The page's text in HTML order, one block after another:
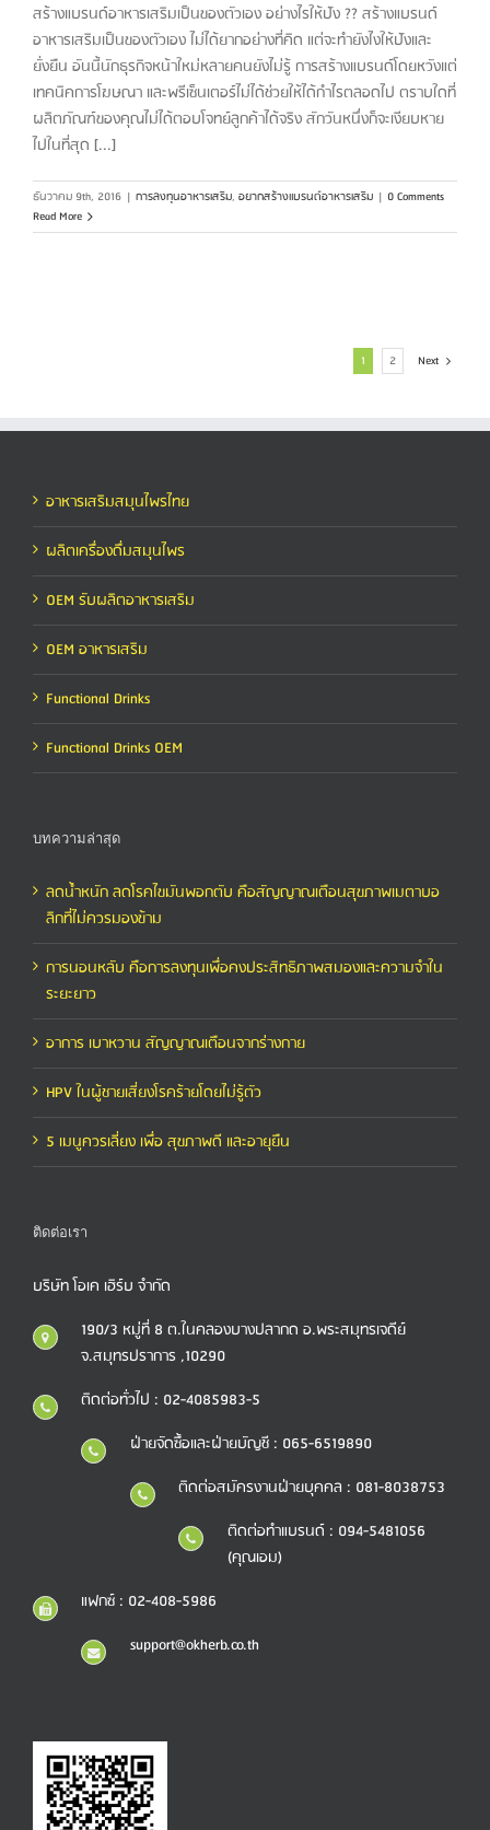
สร้างแบรนด์อาหารเสริมเป็นของตัวเอง อย่างไรให้ปัง ?? สร้างแบรนด์
อาหารเสริมเป็นของตัวเอง ไม่ได้ยากอย่างที่คิด แต่จะทำยังไงให้ปังและ
ยั่งยืน อันนี้นักธุรกิจหน้าใหม่หลายคนยังไม่รู้ การสร้างแบรนด์โดยหวังแต่
เทคนิคการโฆษณา และพรีเซ็นเตอร์ไม่ได้ช่วยให้ได้กำไรตลอดไป ตราบใดที่
ผลิตภัณฑ์ของคุณไม่ได้ตอบโจทย์ลูกค้าได้จริง สักวันหนึ่งก็จะเงียบหาย
ไปในที่สุด [...]
ธันวาคม 9th, 2016 | การลงทุนอาหารเสริม, อยากสร้างแบรนด์อาหารเสริม | 0 Comments
Read More
1 2 Next
อาหารเสริมสมุนไพรไทย
ผลิตเครื่องดื่มสมุนไพร
OEM รับผลิตอาหารเสริม
OEM อาหารเสริม
Functional Drinks
Functional Drinks OEM
บทความล่าสุด
ลดน้ำหนัก ลดโรคไขมันพอกตับ คือสัญญาณเตือนสุขภาพเมตาบอ
ลิกที่ไม่ควรมองข้าม
การนอนหลับ คือการลงทุนเพื่อคงประสิทธิภาพสมองและความจำใน
ระยะยาว
อาการ เบาหวาน สัญญาณเตือนจากร่างกาย
HPV ในผู้ชายเสี่ยงโรคร้ายโดยไม่รู้ตัว
5 เมนูควรเลี่ยง เพื่อ สุขภาพดี และอายุยืน
ติดต่อเรา
บริษัท โอเค เฮิร์บ จำกัด
190/3 หมู่ที่ 8 ต.ในคลองบางปลากด อ.พระสมุทรเจดีย์
จ.สมุทรปราการ ,10290
ติดต่อทั่วไป : 02-4085983-5
ฝ่ายจัดซื้อและฝ่ายบัญชี : 065-6519890
ติดต่อสมัครงานฝ่ายบุคคล : 081-8038753
ติดต่อทำแบรนด์ : 094-5481056
(คุณเอม)
แฟกซ์ : 02-408-5986
support@okherb.co.th